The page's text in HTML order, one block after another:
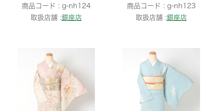
商品コード : g-nh124
取扱店舗 :銀座店
商品コード : g-nh123
取扱店舗 :銀座店